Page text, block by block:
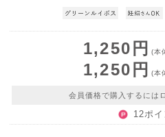
1,250円 (本
1,250円 (本
会員価格で購入するには
12ポイ